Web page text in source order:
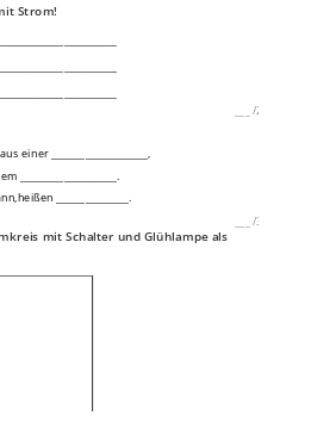
Strom!
/2P
____________________,
____________________.
_______________.
/3P
mit Schalter und Glühlampe als